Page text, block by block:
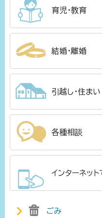
育児・教育
結婚・離婚
引越し・住まい
各種相談
インターネッ
ごみ